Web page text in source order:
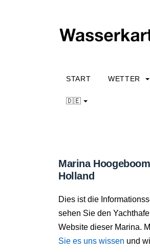
START WETTER
🇩🇪
Marina
Holland
Dies ist die
sehen Sie den
Website dieser Marina.
Sie es uns wissen und